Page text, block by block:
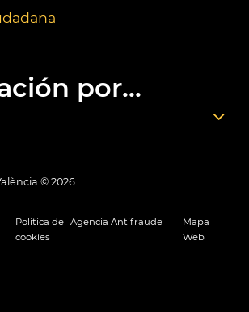
por...
© 2026
Política de
cookies
Agencia Antifraude
Mapa
Web